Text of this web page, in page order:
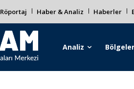
Röportaj Haber & Analiz Haberler
Analiz Bölgeler